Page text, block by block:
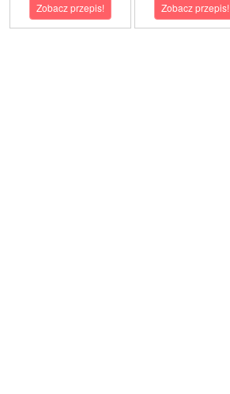
Zobacz przepis! Zobacz przepis!